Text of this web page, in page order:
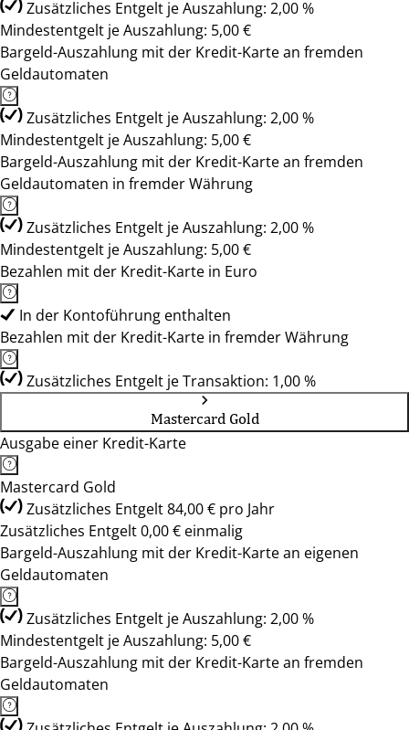
Zusätzliches Entgelt je Auszahlung: 2,00 %
Mindestentgelt je Auszahlung: 5,00 €
Bargeld-Auszahlung mit der Kredit-Karte an fremden
Geldautomaten
Zusätzliches Entgelt je Auszahlung: 2,00 %
Mindestentgelt je Auszahlung: 5,00 €
Bargeld-Auszahlung mit der Kredit-Karte an fremden
Geldautomaten in fremder Währung
Zusätzliches Entgelt je Auszahlung: 2,00 %
Mindestentgelt je Auszahlung: 5,00 €
Bezahlen mit der Kredit-Karte in Euro
In der Kontoführung enthalten
Bezahlen mit der Kredit-Karte in fremder Währung
Zusätzliches Entgelt je Transaktion: 1,00 %
Mastercard Gold
Ausgabe einer Kredit-Karte
Mastercard Gold
Zusätzliches Entgelt 84,00 € pro Jahr
Zusätzliches Entgelt 0,00 € einmalig
Bargeld-Auszahlung mit der Kredit-Karte an eigenen
Geldautomaten
Zusätzliches Entgelt je Auszahlung: 2,00 %
Mindestentgelt je Auszahlung: 5,00 €
Bargeld-Auszahlung mit der Kredit-Karte an fremden
Geldautomaten